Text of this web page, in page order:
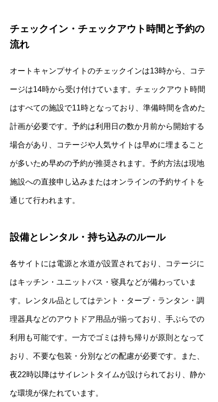
チェックイン・チェックアウト時間と予約の
流れ
オートキャンプサイトのチェックインは13時から、コテ
ージは14時から受け付けています。チェックアウト時間
はすべての施設で11時となっており、準備時間を含めた
計画が必要です。予約は利用日の数か月前から開始する
場合があり、コテージや人気サイトは早めに埋まること
が多いため早めの予約が推奨されます。予約方法は現地
施設への直接申し込みまたはオンラインの予約サイトを
通じて行われます。
設備とレンタル・持ち込みのルール
各サイトには電源と水道が設置されており、コテージに
はキッチン・ユニットバス・寝具などが備わっていま
す。レンタル品としてはテント・タープ・ランタン・調
理器具などのアウトドア用品が揃っており、手ぶらでの
利用も可能です。一方でゴミは持ち帰りが原則となって
おり、不要な包装・分別などの配慮が必要です。また、
夜22時以降はサイレントタイムが設けられており、静か
な環境が保たれています。